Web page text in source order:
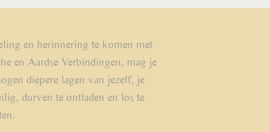
en herinnering te komen met
en Aardse Verbindingen, mag je
diepere lagen van jezelf, je
durven te ontladen en los te